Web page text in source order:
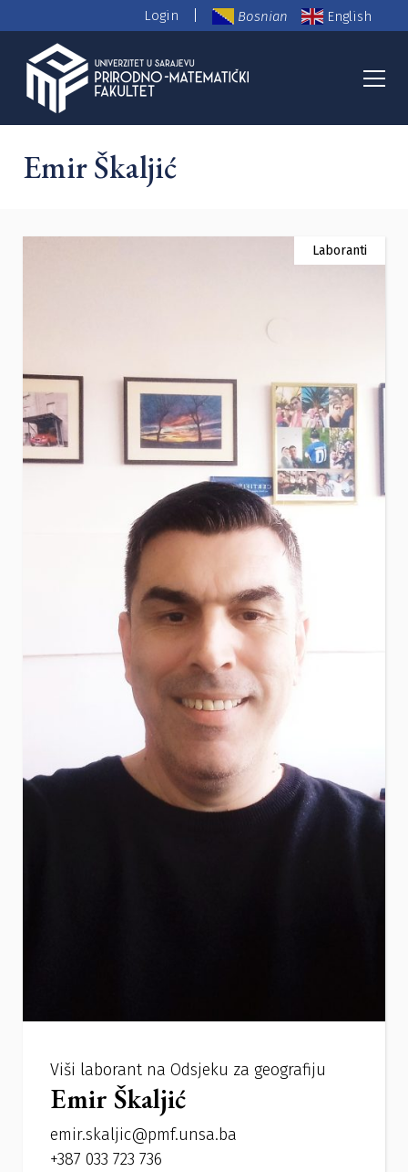
Login Bosnian English
PMF Nastavno osoblje
Emir Škaljić
Laboranti
Viši laborant na Odsjeku za geografiju
Emir Škaljić
emir.skaljic@pmf.unsa.ba
+387 033 723 736